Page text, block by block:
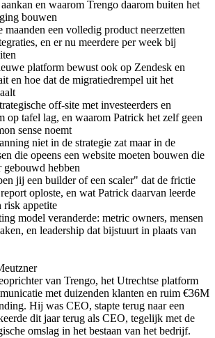
en waarom Trengo daarom buiten het
bouwen
maanden een volledig product neerzetten
en er nu meerdere per week bij
platform bewust ook op Zendesk en
en hoe dat de migratiedrempel uit het
off-site met investeerders en
op tafel lag, en waarom Patrick het zelf geen
sense noemt
niet in de strategie zat maar in de
die opeens een website moeten bouwen die
gebouwd hebben
jij een builder of een scaler" dat de frictie
oploste, en wat Patrick daarvan leerde
risk appetite
model veranderde: metric owners, mensen
en leadership dat bijstuurt in plaats van
van Trengo, het Utrechtse platform
met duizenden klanten en ruim €36M
Hij was CEO, stapte terug naar een
dit jaar terug als CEO, tegelijk met de
omslag in het bestaan van het bedrijf.